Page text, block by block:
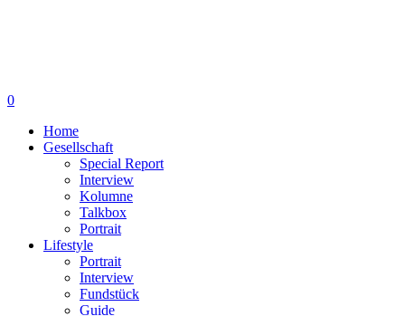
0
Home
Gesellschaft
Special Report
Interview
Kolumne
Talkbox
Portrait
Lifestyle
Portrait
Interview
Fundstück
Guide